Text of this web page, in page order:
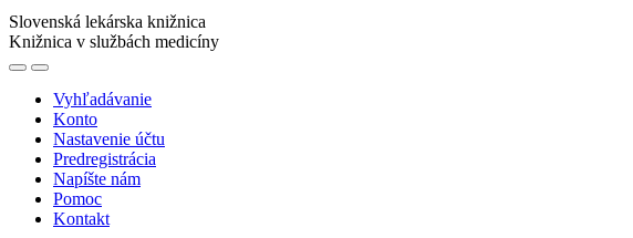
Slovenská lekárska knižnica
Knižnica v službách medicíny
Vyhľadávanie
Konto
Nastavenie účtu
Predregistrácia
Napíšte nám
Pomoc
Kontakt